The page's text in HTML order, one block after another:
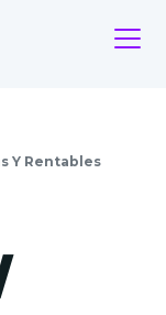
Y Rentables